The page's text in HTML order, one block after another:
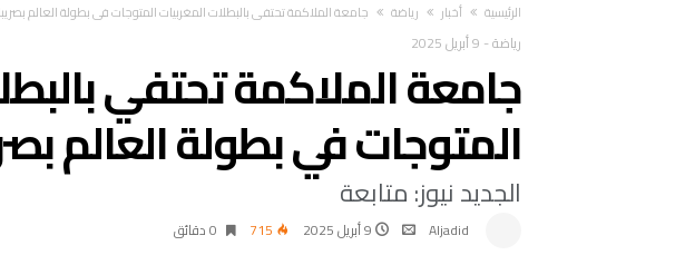
‫الرئيسية‬ أخبار رياضة جامعة الملاكمة تحتفي بالبطلات المغربيات المتوجات في بطولة العالم بصريبا 2025
رياضة- 9 أبريل 2025
جامعة الملاكمة تحتفي
المتوجات في بطولة العالم بصريبا
الجديد نيوز: متابعة
Aljadid 9 أبريل 2025 715 0 ‫دقائق‬